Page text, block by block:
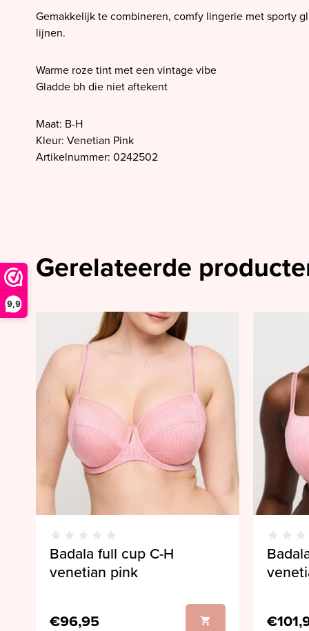
9,9
SALE PrimaDonna Twist
SALE Ten Cate
Gemakkelijk te combineren, comfy lingerie met sporty
lijnen.
Warme roze tint met een vintage vibe
Gladde bh die niet aftekent
Maat: B-H
Kleur: Venetian Pink
Artikelnummer: 0242502
Gerelateerde
Badala full cup C-H
venetian pink
€96,95